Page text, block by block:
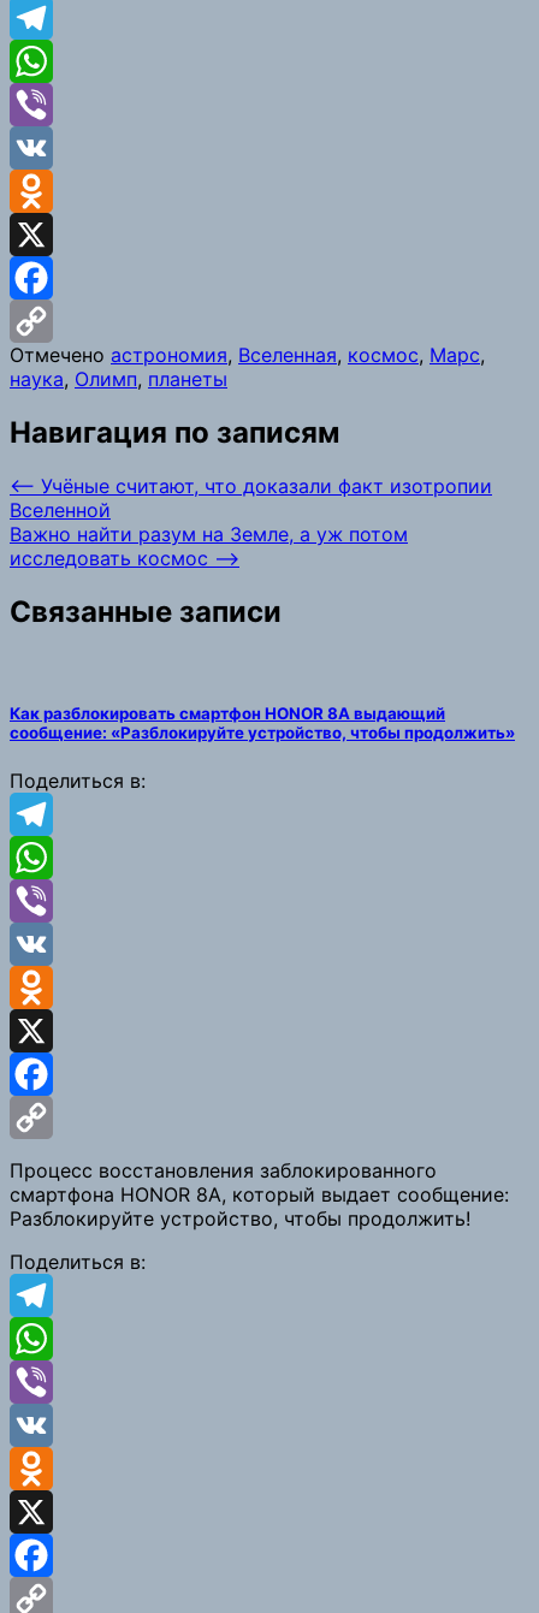
Telegram
WhatsApp
Viber
VK
Odnoklassniki
X
Facebook
Copy
Отмечено астрономия, Вселенная, космос, Марс,
наука, Олимп, планеты
Навигация по записям
⟵ Учёные считают, что доказали факт изотропии
Вселенной
Важно найти разум на Земле, а уж потом
исследовать космос ⟶
Связанные записи
Как разблокировать смартфон HONOR 8A выдающий
сообщение: «Разблокируйте устройство, чтобы продолжить»
Поделиться в:
Telegram
WhatsApp
Viber
VK
Odnoklassniki
X
Facebook
Copy
Link
Процесс восстановления заблокированного
смартфона HONOR 8A, который выдает сообщение:
Разблокируйте устройство, чтобы продолжить!
Поделиться в:
Telegram
WhatsApp
Viber
VK
Odnoklassniki
X
Facebook